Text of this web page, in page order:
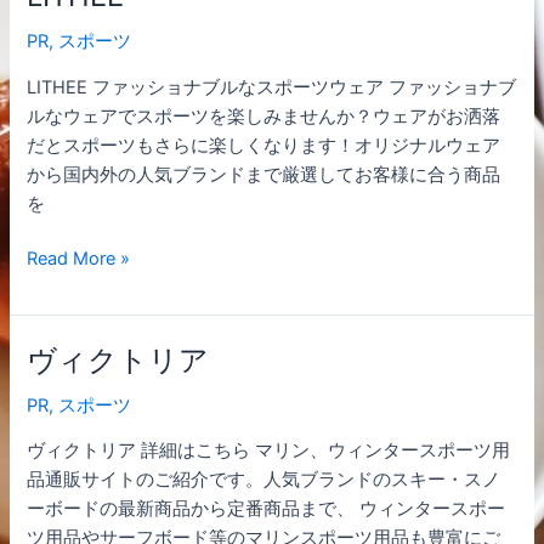
PR, スポーツ
LITHEE ファッショナブルなスポーツウェア ファッショナブ
ルなウェアでスポーツを楽しみませんか？ウェアがお洒落
だとスポーツもさらに楽しくなります！オリジナルウェア
から国内外の人気ブランドまで厳選してお客様に合う商品
を
Read More »
ヴィクトリア
PR, スポーツ
ヴィクトリア 詳細はこちら マリン、ウィンタースポーツ用
品通販サイトのご紹介です。人気ブランドのスキー・スノ
ーボードの最新商品から定番商品まで、 ウィンタースポー
ツ用品やサーフボード等のマリンスポーツ用品も豊富にご
ヴ
ク
ト
リ
ア